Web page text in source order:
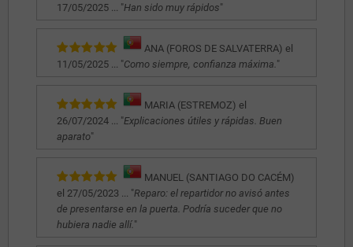
17/05/2025 ... "Han sido muy rápidos"
ANA (FOROS DE SALVATERRA) el
11/05/2025 ... "Como siempre, confianza máxima. "
MARIA (ESTREMOZ) el
26/07/2024 ... "Explicaciones útiles y rápidas. Buen
aparato"
MANUEL (SANTIAGO DO CACÉM)
el 27/05/2023 ... "Reparo: el repartidor no avisó antes
de presentarse en la puerta. Podría suceder que no
hubiera nadie allí. "